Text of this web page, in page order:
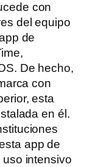
con
del equipo
de
De hecho,
con
esta
en él.
app de
intensivo